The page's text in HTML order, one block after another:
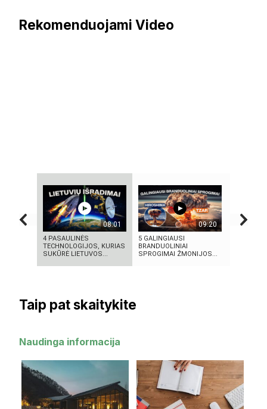
Rekomenduojami Video
08:01
4 PASAULINĖS
TECHNOLOGIJOS, KURIAS
SUKŪRĖ LIETUVOS...
09:20
5 GALINGIAUSI
BRANDUOLINIAI
SPROGIMAI ŽMONIJOS...
Taip pat skaitykite
Naudinga informacija